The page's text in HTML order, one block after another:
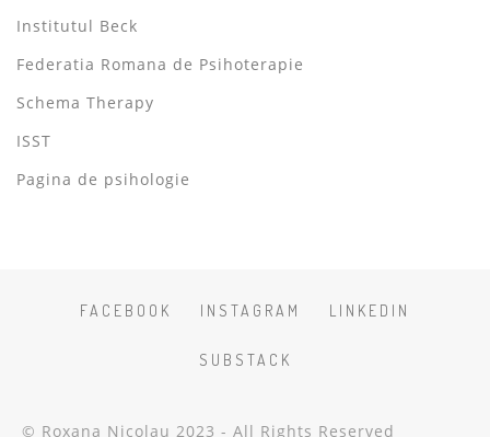
Institutul Beck
Federatia Romana de Psihoterapie
Schema Therapy
ISST
Pagina de psihologie
FACEBOOK INSTAGRAM LINKEDIN
SUBSTACK
© Roxana Nicolau 2023 - All Rights Reserved